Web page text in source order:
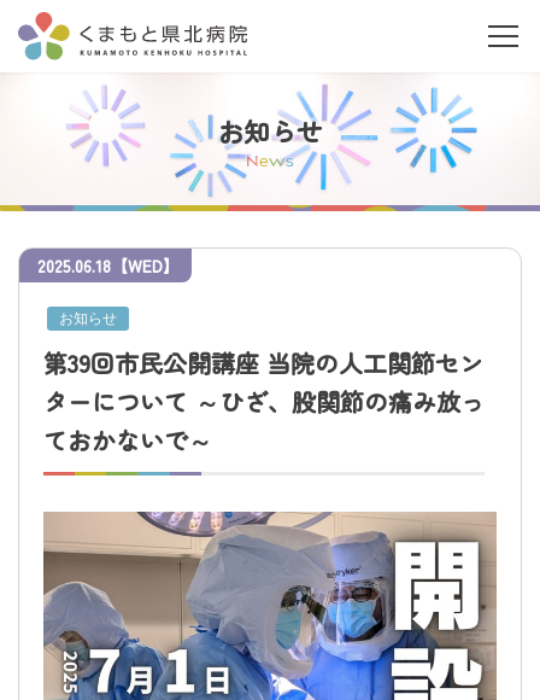
お知らせ
News
2025.06.18 【WED】
お知らせ
第39回市民公開講座 当院の人工関節セン
ターについて ～ひざ、股関節の痛み放っ
ておかないで～
当院について
ご利用の皆さまへ
診療科・部門案内
交通アクセス
採用情報